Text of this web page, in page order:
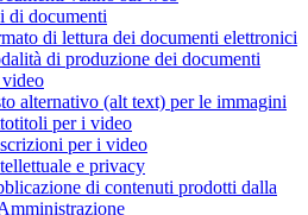
di documenti
di lettura dei documenti elettronici
di produzione dei documenti
alternativo (alt text) per le immagini
per i video
per i video
e privacy
di contenuti prodotti dalla